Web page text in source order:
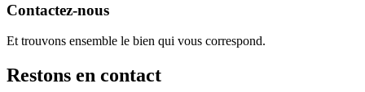
Contactez-nous
Et trouvons ensemble le bien qui vous correspond.
Restons en contact